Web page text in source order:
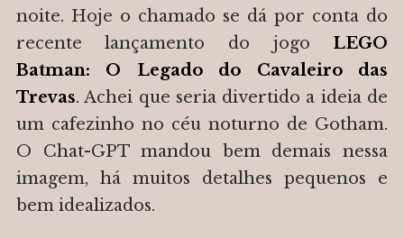
noite. Hoje o chamado se dá por conta do
recente lançamento do jogo LEGO
Batman: O Legado do Cavaleiro das
Trevas. Achei que seria divertido a ideia de
um cafezinho no céu noturno de Gotham.
O Chat-GPT mandou bem demais nessa
imagem, há muitos detalhes pequenos e
bem idealizados.